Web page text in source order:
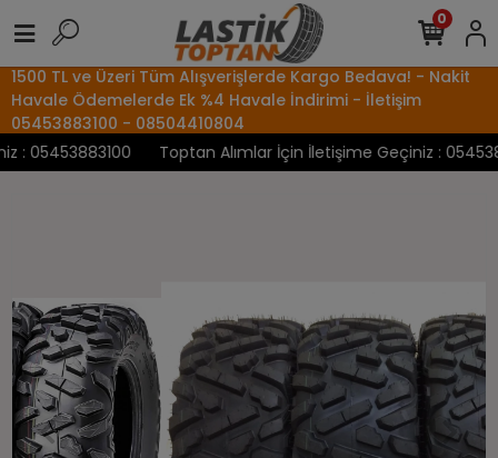
1500 TL ve Üzeri Tüm Alışverişlerde Kargo Bedava! - Nakit
Havale Ödemelerde Ek %4 Havale İndirimi - İletişim
05453883100 - 08504410804
05453883100
Toptan Alımlar İçin İletişime Geçiniz :
0